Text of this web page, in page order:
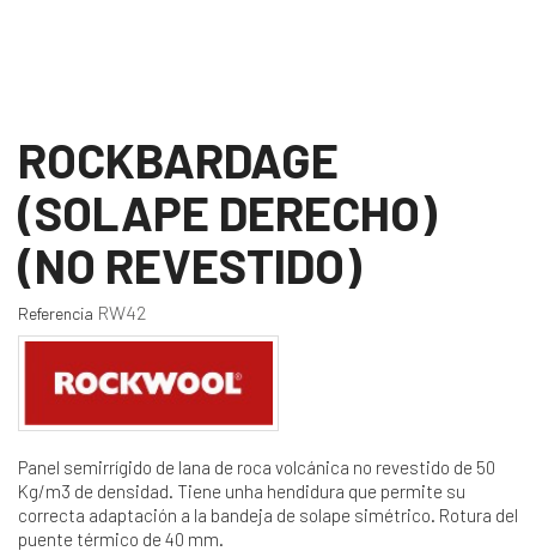
ROCKBARDAGE
(SOLAPE DERECHO)
(NO REVESTIDO)
Referencia RW42
Panel semirrígido de lana de roca volcánica no revestido de 50
Kg/m3 de densidad. Tiene unha hendidura que permite su
correcta adaptación a la bandeja de solape simétrico. Rotura del
puente térmico de 40 mm.